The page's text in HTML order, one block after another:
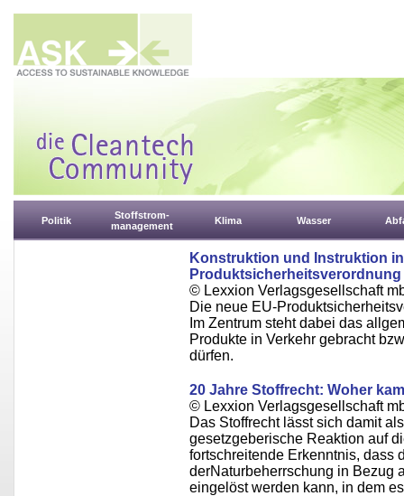
Politik
Stoffstrom-
management
Klima Wasser
Konstruktion und Instruktion
Produktsicherheitsverordnung
© Lexxion Verlagsgesellschaft
Die neue EU-
Im Zentrum steht dabei das
Produkte in Verkehr gebracht
dürfen.
20 Jahre Stoffrecht: Woher
© Lexxion Verlagsgesellschaft
Das Stoffrecht lässt sich damit
gesetzgeberische Reaktion auf
fortschreitende Erkenntnis, dass
derNaturbeherrschung in Bezug
eingelöst werden kann, in dem